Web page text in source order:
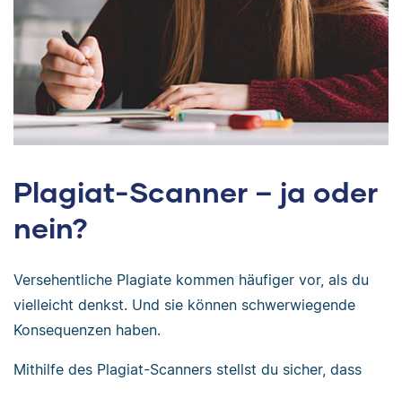
Plagiat-Scanner – ja oder
nein?
Versehentliche Plagiate kommen häufiger vor, als du
vielleicht denkst. Und sie können schwerwiegende
Konsequenzen haben.
Mithilfe des Plagiat-Scanners stellst du sicher, dass